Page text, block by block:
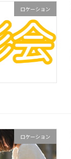
ロケーション
ロケーション